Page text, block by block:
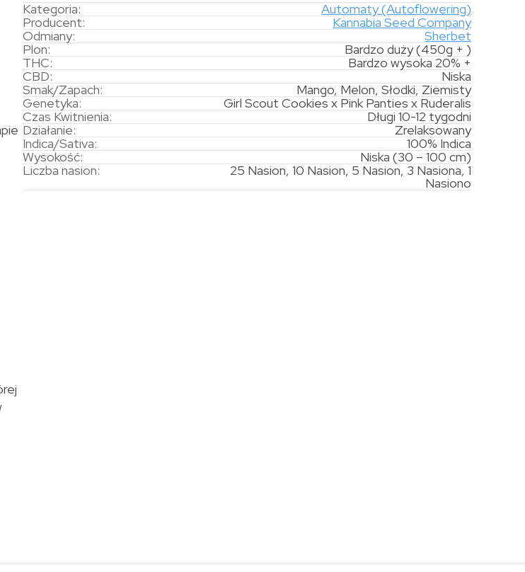
Kategoria:
Automaty (Autoflowering)
Producent:
Kannabia Seed Company
Odmiany:
Sherbet
Plon:
Bardzo duży (450g + )
THC:
Bardzo wysoka 20% +
CBD:
Niska
Smak/Zapach:
Mango, Melon, Słodki, Ziemisty
Genetyka:
Girl Scout Cookies x Pink Panties x Ruderalis
Czas Kwitnienia:
Długi 10-12 tygodni
Działanie:
Zrelaksowany
Indica/Sativa:
100% Indica
Wysokość:
Niska (30 – 100 cm)
Liczba nasion:
25 Nasion, 10 Nasion, 5 Nasion, 3 Nasiona, 1
Nasiono